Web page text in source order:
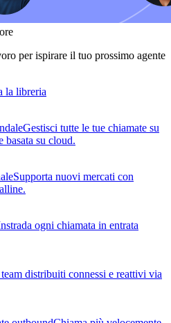
per ispirare il tuo prossimo agente
la libreria
Gestisci tutte le tue chiamate su
basata su cloud.
Supporta nuovi mercati con
ogni chiamata in entrata
distribuiti connessi e reattivi via